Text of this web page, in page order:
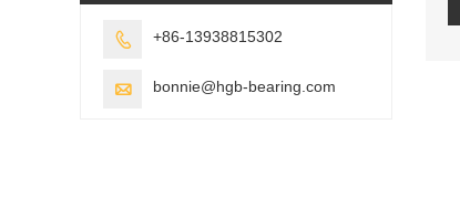
 +86-13938815302
 bonnie@hgb-bearing.com